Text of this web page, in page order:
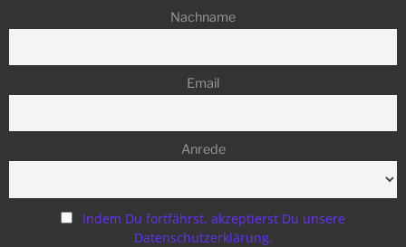
Nachname
Email
Anrede
Indem Du fortfährst, akzeptierst Du unsere
Datenschutzerklärung.